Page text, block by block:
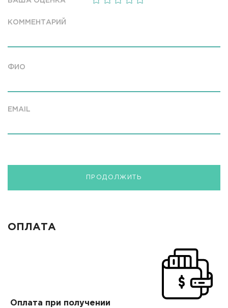
КОММЕНТАРИЙ
ФИО
EMAIL
ПРОДОЛЖИТЬ
ОПЛАТА
Оплата при получении